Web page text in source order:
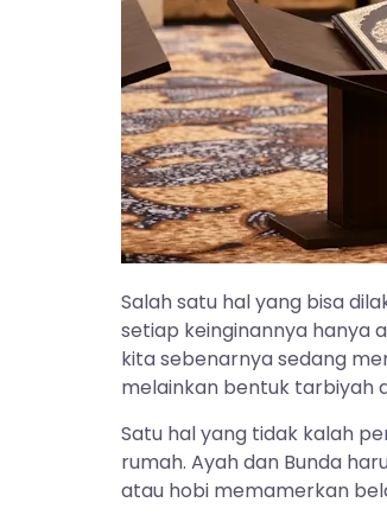
Salah satu hal yang bisa
setiap keinginannya hanya
kita sebenarnya sedang
melainkan bentuk tarbiyah
Satu hal yang tidak kalah
rumah. Ayah dan Bunda
atau hobi memamerkan